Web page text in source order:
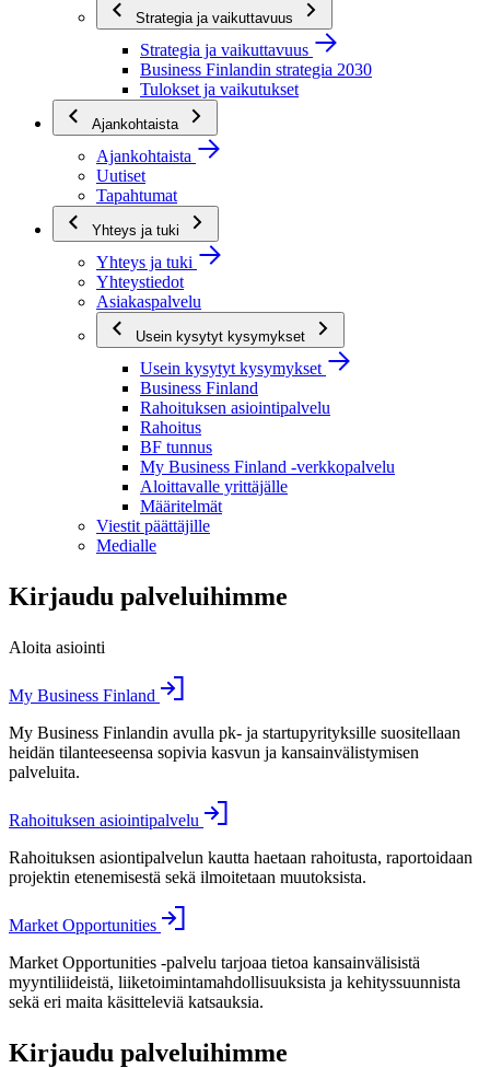
Strategia ja vaikuttavuus
Strategia ja vaikuttavuus
Business Finlandin strategia 2030
Tulokset ja vaikutukset
Ajankohtaista
Ajankohtaista
Uutiset
Tapahtumat
Yhteys ja tuki
Yhteys ja tuki
Yhteystiedot
Asiakaspalvelu
Usein kysytyt kysymykset
Usein kysytyt kysymykset
Business Finland
Rahoituksen asiointipalvelu
Rahoitus
BF tunnus
My Business Finland -verkkopalvelu
Aloittavalle yrittäjälle
Määritelmät
Viestit päättäjille
Medialle
Kirjaudu palveluihimme
Aloita asiointi
My Business Finland
My Business Finlandin avulla pk- ja startupyrityksille suositellaan
heidän tilanteeseensa sopivia kasvun ja kansainvälistymisen
palveluita.
Rahoituksen asiointipalvelu
Rahoituksen asiontipalvelun kautta haetaan rahoitusta, raportoidaan
projektin etenemisestä sekä ilmoitetaan muutoksista.
Market Opportunities
Market Opportunities -palvelu tarjoaa tietoa kansainvälisistä
myyntiliideistä, liiketoimintamahdollisuuksista ja kehityssuunnista
sekä eri maita käsitteleviä katsauksia.
Kirjaudu palveluihimme